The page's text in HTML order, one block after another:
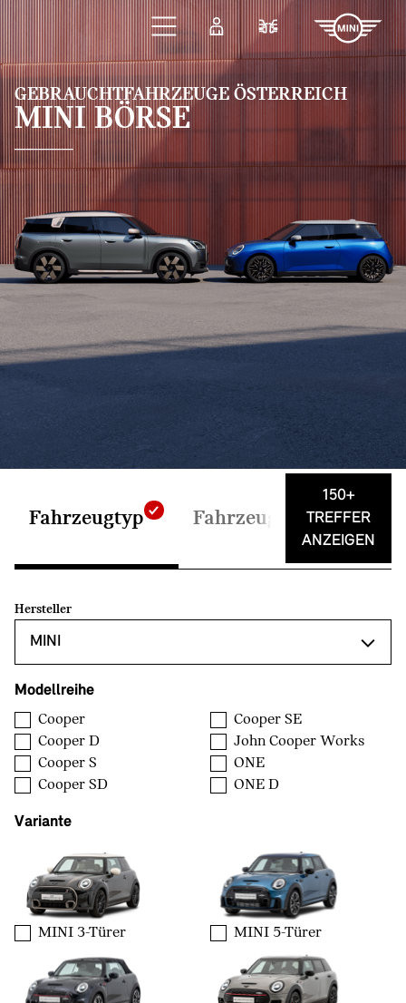
Zum Hauptinhalt springen
Anmelden
GEBRAUCHTFAHRZEUGE ÖSTERREICH
MINI BÖRSE
Fahrzeugtyp Fahrzeugdaten
150+
TREFFER
ANZEIGEN
Hersteller
Modellreihe
Cooper
Cooper D
Cooper S
Cooper SD
Cooper SE
John Cooper Works
ONE
ONE D
Variante
MINI 3-Türer MINI 5-Türer